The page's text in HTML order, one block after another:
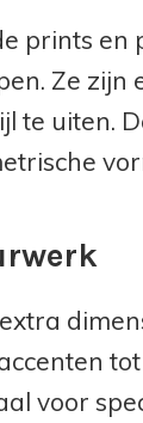
prints
Ze zijn
te uiten.
voor